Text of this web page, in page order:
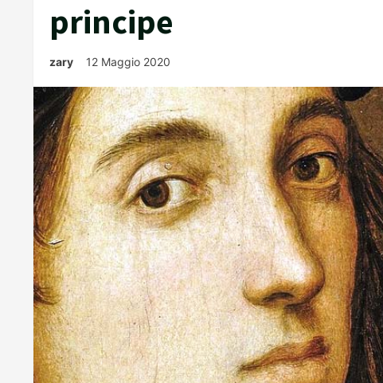
principe
zary 12 Maggio 2020